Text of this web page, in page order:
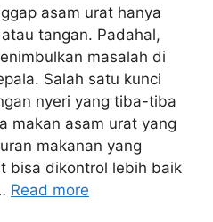
asam urat hanya
tangan. Padahal,
masalah di
Salah satu kunci
nyeri yang tiba-tiba
makan asam urat yang
makanan yang
bisa dikontrol lebih baik
Read more